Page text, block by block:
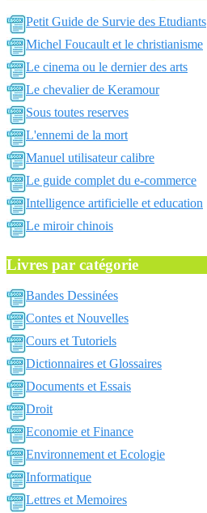
Petit Guide de Survie des Etudiants
Michel Foucault et le christianisme
Le cinema ou le dernier des arts
Le chevalier de Keramour
Sous toutes reserves
L'ennemi de la mort
Manuel utilisateur calibre
Le guide complet du e-commerce
Intelligence artificielle et education
Le miroir chinois
Livres par catégorie
Bandes Dessinées
Contes et Nouvelles
Cours et Tutoriels
Dictionnaires et Glossaires
Documents et Essais
Droit
Economie et Finance
Environnement et Ecologie
Informatique
Lettres et Memoires